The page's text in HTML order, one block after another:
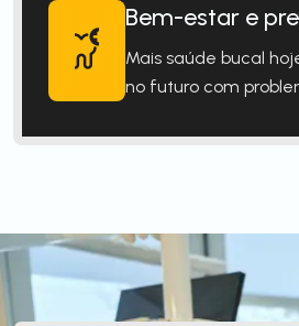
Bem-estar e
Mais saúde bucal
no futuro com